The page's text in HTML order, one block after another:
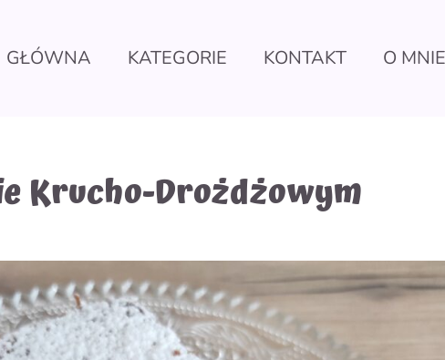
GŁÓWNA KATEGORIE KONTAKT O MNIE
Krucho-Drożdżowym